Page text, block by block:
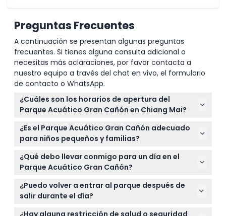
Preguntas Frecuentes
A continuación se presentan algunas preguntas
frecuentes. Si tienes alguna consulta adicional o
necesitas más aclaraciones, por favor contacta a
nuestro equipo a través del chat en vivo, el formulario
de contacto o WhatsApp.
¿Cuáles son los horarios de apertura del
Parque Acuático Gran Cañón en Chiang Mai?
El parque está abierto todos los días de 9:00 AM a
6:00 PM (sujeto a cambios — por favor confirme al
momento de reservar). Puede consultar los
horarios exactos al reservar en línea aquí.
¿Es el Parque Acuático Gran Cañón adecuado
para niños pequeños y familias?
¡Sí! Hay una Zona Infantil dedicada para los niños, y
los niños menores de 90 cm entran gratis. Los niños
entre 90 y 120 cm tienen una tarifa con descuento,
lo que lo convierte en un lugar ideal para familias.
¿Qué debo llevar conmigo para un día en el
Parque Acuático Gran Cañón?
Lleve traje de baño, toallas, protector solar y
zapatos de agua cómodos si los tiene. No olvide un
teléfono para un día sin inconvenientes.
¿Puedo volver a entrar al parque después de
salir durante el día?
Sí, está permitido reingresar si muestra su boleto o
¿Hay alguna restricción de salud o seguridad